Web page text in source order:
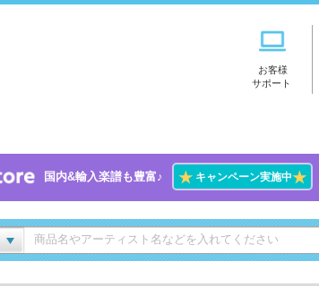
お客様
サポート
国内&輸入楽譜も豊富♪ ★キャンペーン実施中★